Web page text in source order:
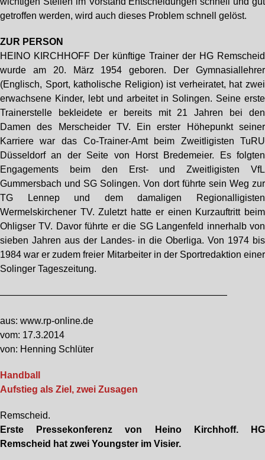
getroffen werden, wird auch dieses Problem schnell gelöst.
ZUR PERSON
HEINO KIRCHHOFF Der künftige Trainer der HG Remscheid
wurde am 20. März 1954 geboren. Der Gymnasiallehrer
(Englisch, Sport, katholische Religion) ist verheiratet, hat zwei
erwachsene Kinder, lebt und arbeitet in Solingen. Seine erste
Trainerstelle bekleidete er bereits mit 21 Jahren bei den
Damen des Merscheider TV. Ein erster Höhepunkt seiner
Karriere war das Co-Trainer-Amt beim Zweitligisten TuRU
Düsseldorf an der Seite von Horst Bredemeier. Es folgten
Engagements beim den Erst- und Zweitligisten VfL
Gummersbach und SG Solingen. Von dort führte sein Weg zur
TG Lennep und dem damaligen Regionalligisten
Wermelskirchener TV. Zuletzt hatte er einen Kurzauftritt beim
Ohligser TV. Davor führte er die SG Langenfeld innerhalb von
sieben Jahren aus der Landes- in die Oberliga. Von 1974 bis
1984 war er zudem freier Mitarbeiter in der Sportredaktion einer
Solinger Tageszeitung.
————————————————————————
aus: www.rp-online.de
vom: 17.3.2014
von: Henning Schlüter
Handball
Aufstieg als Ziel, zwei Zusagen
Remscheid.
Erste Pressekonferenz von Heino Kirchhoff. HG
Remscheid hat zwei Youngster im Visier.